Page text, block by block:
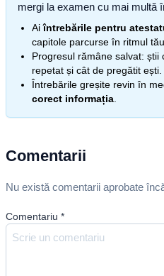
mergi la examen cu mai multă
Aiîntrebările pentru
capitole parcurse în ritmul tău.
Progresul rămâne salvat:
repetat și cât de pregătit ești.
Întrebările greșite revin în
corect informația
Comentarii
Nu există comentarii aprobate
Comentariu *